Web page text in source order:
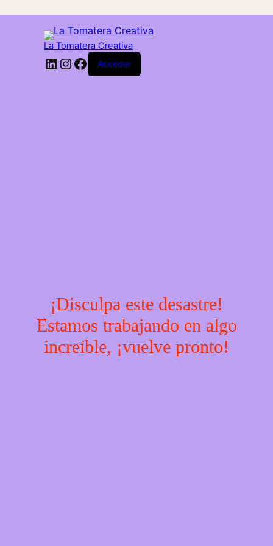
La Tomatera Creativa
LinkedIn Instagram Facebook Acceder
¡Disculpa este desastre!
Estamos trabajando en algo
increíble, ¡vuelve pronto!